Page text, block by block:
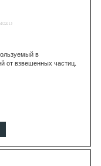
в
от взвешенных частиц.